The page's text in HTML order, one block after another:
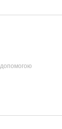
допомогою